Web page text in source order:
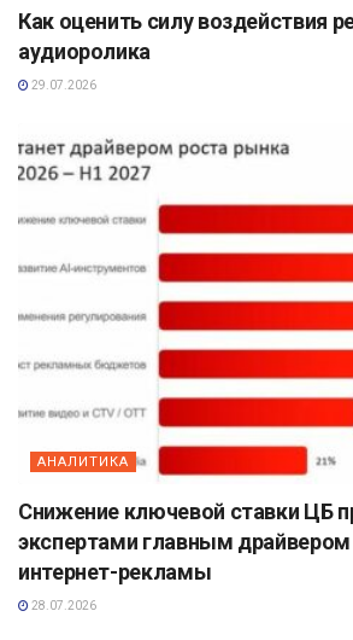
Как оценить силу воздействия
аудиоролика
29.07.2026
АНАЛИТИКА
Снижение ключевой ставки ЦБ
экспертами главным
интернет-рекламы
28.07.2026